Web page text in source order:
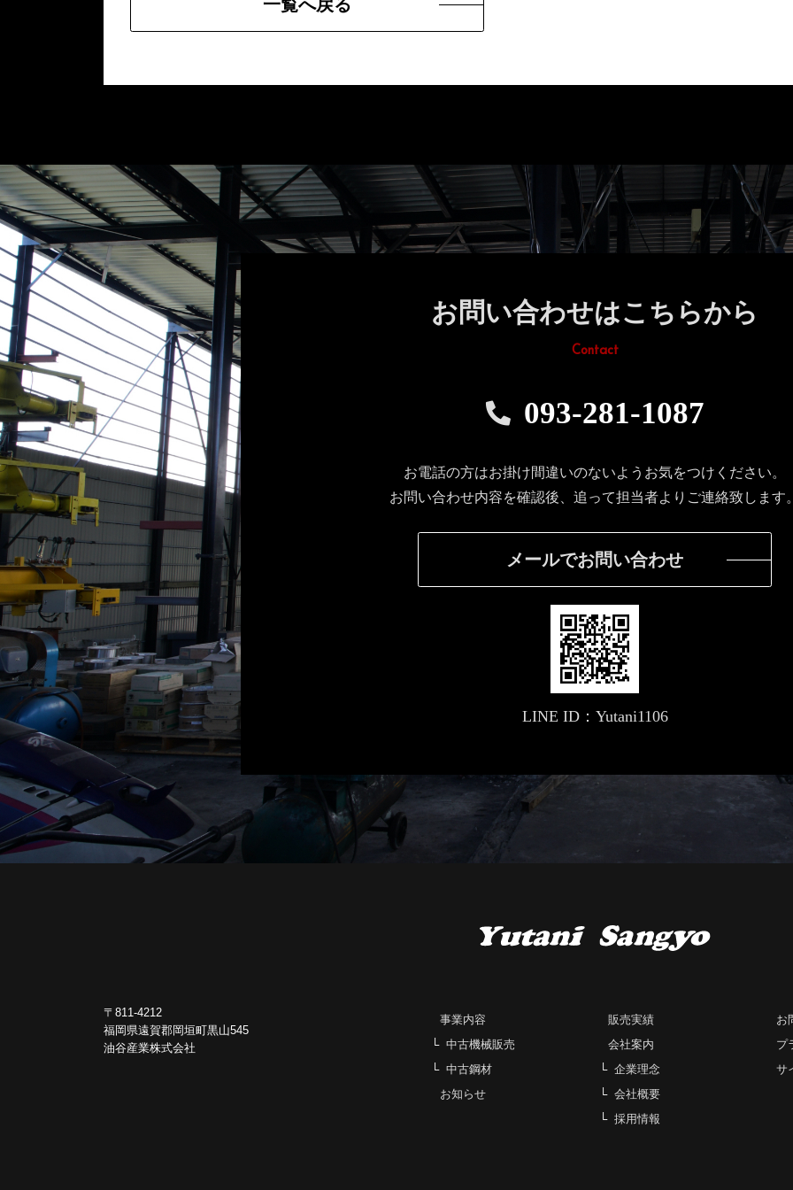
一覧へ戻る
お問い合わせはこちらから
Contact
093-281-1087
お電話の方はお掛け間違いのないようお気をつけください。
お問い合わせ内容を確認後、追って担当者よりご連絡致します
メールでお問い合わせ
LINE ID：Yutani1106
〒811-4212
福岡県遠賀郡岡垣町黒山545
油谷産業株式会社
事業内容
中古機械販売
中古鋼材
お知らせ
販売実績
会社案内
企業理念
会社概要
採用情報
お
プ
サ